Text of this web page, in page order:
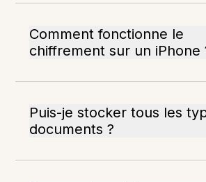
Comment fonctionne le
chiffrement sur un iPhone
Puis-je stocker tous les
documents ?